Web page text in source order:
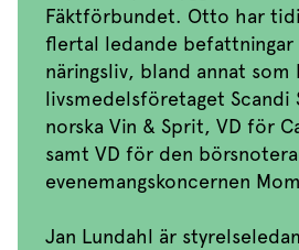
Fäktförbundet. Otto har
flertal ledande
näringsliv, bland annat
livsmedelsföretaget Scandi
norska Vin & Sprit, VD för
samt VD för den
evenemangskoncernen
Jan Lundahl är